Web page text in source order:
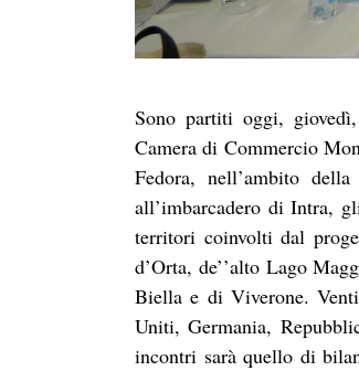
Sono partiti oggi,
Camera di Commercio
Fedora, nell’ambito
all’imbarcadero di Intra,
territori coinvolti dal
d’Orta, de’’alto Lago
Biella e di Viverone.
Uniti, Germania,
incontri sarà quello di